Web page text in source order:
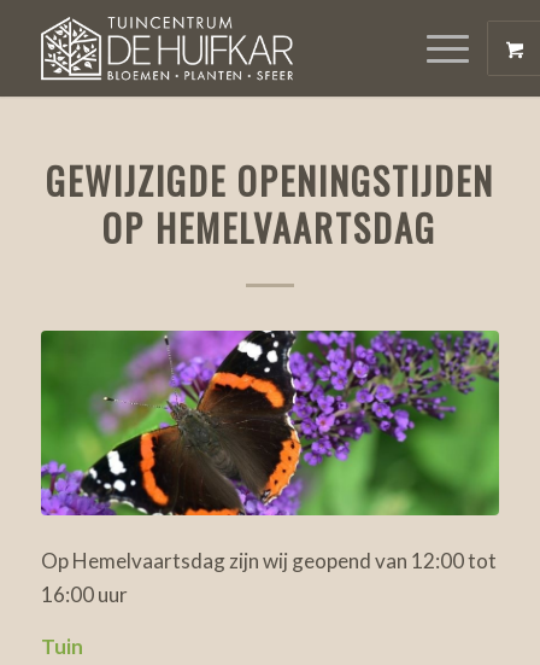
GEWIJZIGDE OPENINGSTIJDEN
OP HEMELVAARTSDAG
Op Hemelvaartsdag zijn wij geopend van 12:00 tot
16:00 uur
Tuin